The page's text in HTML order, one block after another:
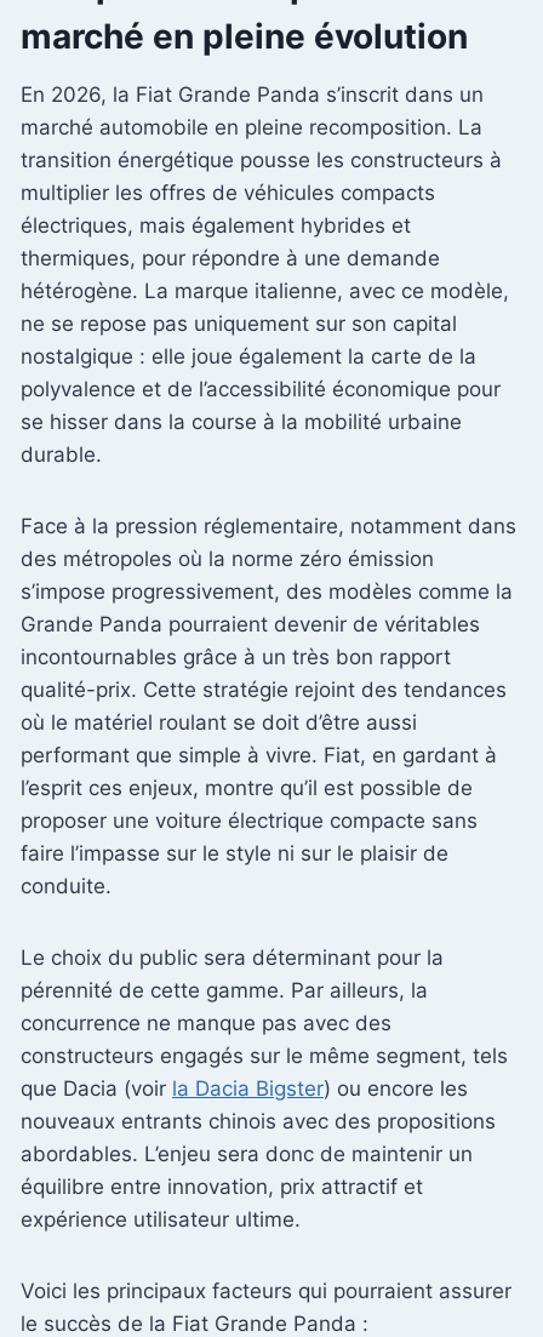
marché en pleine évolution
En 2026, la Fiat Grande Panda s’inscrit dans un
marché automobile en pleine recomposition. La
transition énergétique pousse les constructeurs à
multiplier les offres de véhicules compacts
électriques, mais également hybrides et
thermiques, pour répondre à une demande
hétérogène. La marque italienne, avec ce modèle,
ne se repose pas uniquement sur son capital
nostalgique : elle joue également la carte de la
polyvalence et de l’accessibilité économique pour
se hisser dans la course à la mobilité urbaine
durable.
Face à la pression réglementaire, notamment dans
des métropoles où la norme zéro émission
s’impose progressivement, des modèles comme la
Grande Panda pourraient devenir de véritables
incontournables grâce à un très bon rapport
qualité-prix. Cette stratégie rejoint des tendances
où le matériel roulant se doit d’être aussi
performant que simple à vivre. Fiat, en gardant à
l’esprit ces enjeux, montre qu’il est possible de
proposer une voiture électrique compacte sans
faire l’impasse sur le style ni sur le plaisir de
conduite.
Le choix du public sera déterminant pour la
pérennité de cette gamme. Par ailleurs, la
concurrence ne manque pas avec des
constructeurs engagés sur le même segment, tels
que Dacia (voir la Dacia Bigster) ou encore les
nouveaux entrants chinois avec des propositions
abordables. L’enjeu sera donc de maintenir un
équilibre entre innovation, prix attractif et
expérience utilisateur ultime.
Voici les principaux facteurs qui pourraient assurer
le succès de la Fiat Grande Panda :